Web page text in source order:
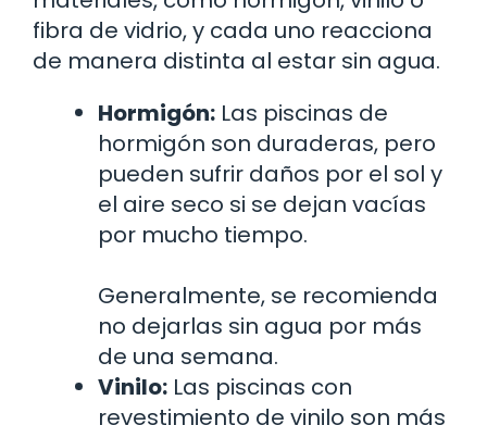
fibra de vidrio, y cada uno reacciona
de manera distinta al estar sin agua.
Hormigón: Las piscinas de
hormigón son duraderas, pero
pueden sufrir daños por el sol y
el aire seco si se dejan vacías
por mucho tiempo.
Generalmente, se recomienda
no dejarlas sin agua por más
de una semana.
Vinilo: Las piscinas con
revestimiento de vinilo son más